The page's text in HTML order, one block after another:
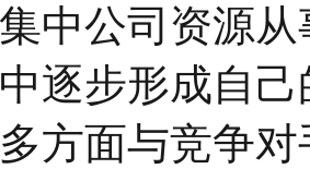
中公司资源
逐步形成自
方面与竞争